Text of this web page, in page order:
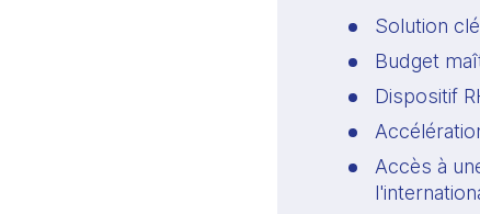
Solution
Budget
Dispositif
Accès à